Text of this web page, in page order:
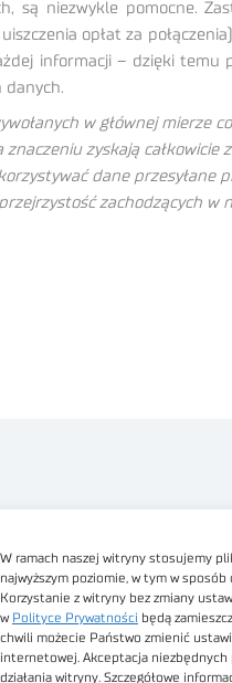
W ramach naszej witryny stosujemy
najwyższym poziomie, w tym w
Korzystanie z witryny bez zmiany
w Polityce Prywatności będą
chwili możecie Państwo zmienić
internetowej. Akceptacja niezbędnych
działania witryny. Szczegółowe
niezwykle pomocne.
opłat za
informacji – dzięki temu
danych.
w głównej mierze
zyskają całkowicie
dane przesyłane
zachodzących w
Dostępność
Regulamin
Regulamin sklepu